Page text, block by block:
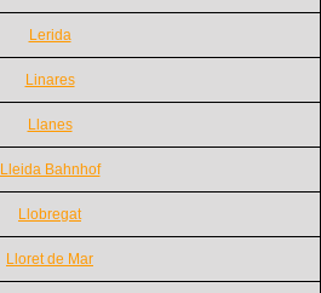
Lerida
Linares
Llanes
Lleida Bahnhof
Llobregat
Lloret de Mar